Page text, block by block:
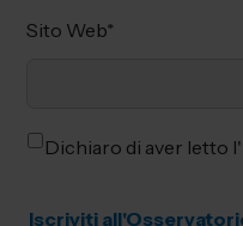
Sito Web*
Dichiaro di aver letto l'